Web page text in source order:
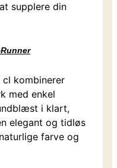
supplere din
kombinerer
med enkel
i klart,
elegant og tidløs
farve og